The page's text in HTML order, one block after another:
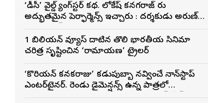
‘డీసీ’ వైల్డ్ గ్యాంగ్‌స్టర్ కథ. లోకేష్ కనగరాజ్ గారు
అద్భుతమైన పెర్ఫార్మెన్స్ ఇచ్చారు : దర్శకుడు అరుణ్
1 బిలియన్ వ్యూస్ దాటిన తొలి భారతీయ సినిమాగా
చరిత్ర సృష్టించిన ‘రామాయణ’ ట్రైలర్
‘కొరియన్ కనకరాజు’ కడుపుబ్బా నవ్వించే నాన్‌స్టాప్
ఎంటర్‌టైనర్. రెండు డైమెన్షన్స్ ఉన్న పాత్రలో